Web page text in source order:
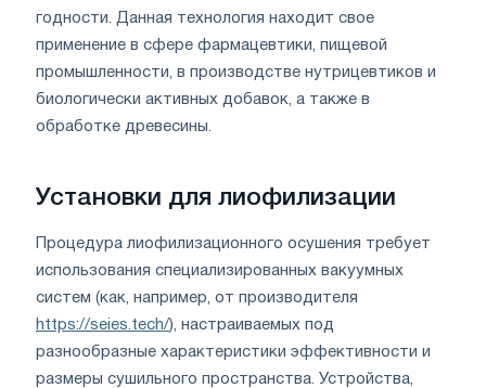
годности. Данная технология находит свое
применение в сфере фармацевтики, пищевой
промышленности, в производстве нутрицевтиков и
биологически активных добавок, а также в
обработке древесины.
Установки для лиофилизации
Процедура лиофилизационного осушения требует
использования специализированных вакуумных
систем (как, например, от производителя
https://seies.tech/), настраиваемых под
разнообразные характеристики эффективности и
размеры сушильного пространства. Устройства,